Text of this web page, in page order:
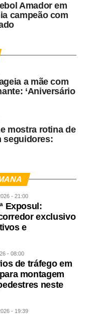
Amador em
campeão com
a mãe com
‘Aniversário
mostra rotina de
seguidores:
- 21:00
Exposul:
exclusivo
e
- 08:00
de tráfego em
montagem
neste
- 19:39